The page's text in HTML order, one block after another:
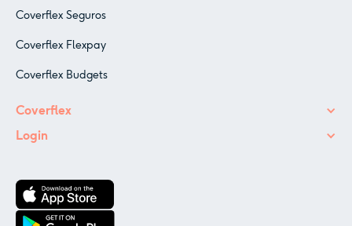
Coverflex Seguros
Coverflex Flexpay
Coverflex Budgets
Coverflex
Login